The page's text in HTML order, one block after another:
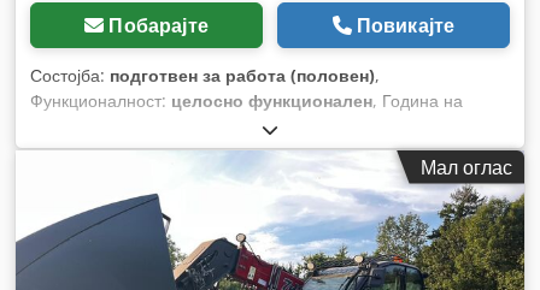
Побарајте Повикајте
Состојба: подготвен за работа (половен),
Функционалност: целосно функционален, Година на
, работни часови:
(497,62 коњски сили), тип на гориво:дизел, максимална
, прва регистрација:
, следен
преглед (TÜV):07/2026 , димензија на задна гума:500/85
R24, број на машина/возило:YHG233775, Опрема:кабина,
клима уред, косачка за силовина, осветлување,
приклучок за приколка,
Мал оглас